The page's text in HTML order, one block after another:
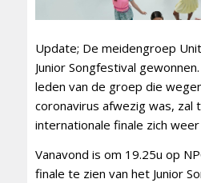
Update; De meidengroep
Junior Songfestival
leden van de groep die
coronavirus afwezig was, zal
internationale finale zich
Vanavond is om 19.25u op
finale te zien van het Junior